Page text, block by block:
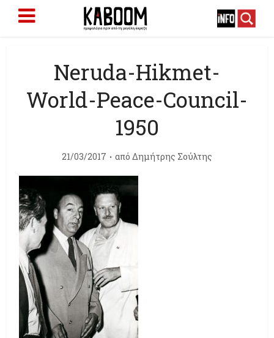
Neruda-Hikmet-
World-Peace-Council-
1950
21/03/2017 από Δημήτρης Σούλτης